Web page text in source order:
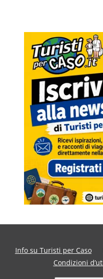
Info su Turisti per Caso
Condizioni